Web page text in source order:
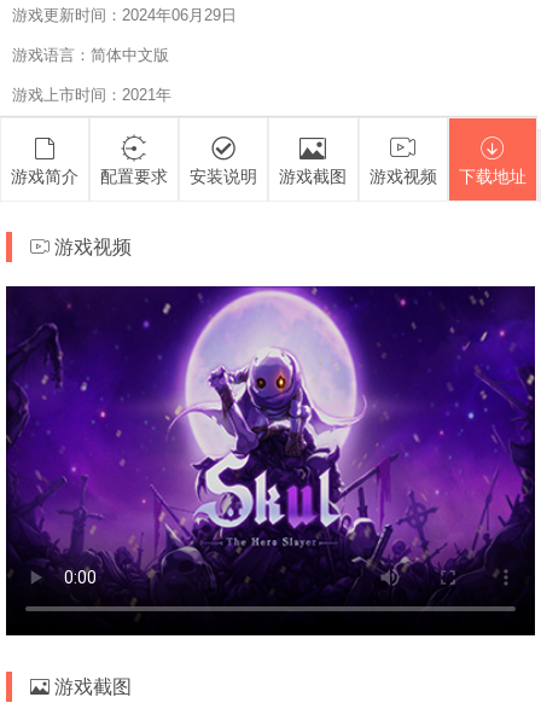
游戏更新时间：2024年06月29日
游戏语言：简体中文版
游戏上市时间：2021年
游戏简介 配置要求 安装说明 游戏截图 游戏视频 下载地址
游戏视频
游戏截图